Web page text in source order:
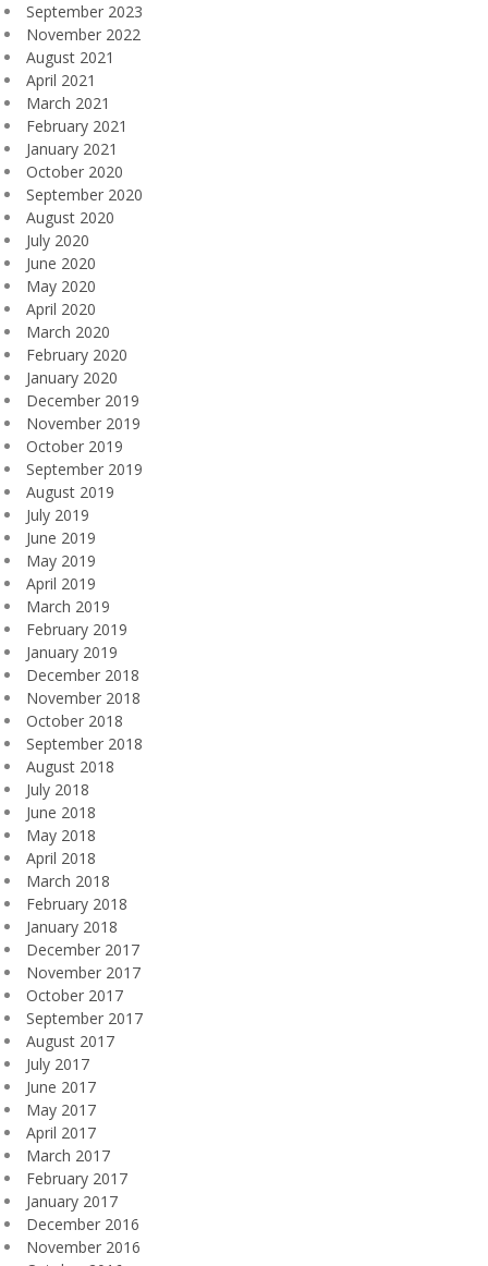
September 2023
November 2022
August 2021
April 2021
March 2021
February 2021
January 2021
October 2020
September 2020
August 2020
July 2020
June 2020
May 2020
April 2020
March 2020
February 2020
January 2020
December 2019
November 2019
October 2019
September 2019
August 2019
July 2019
June 2019
May 2019
April 2019
March 2019
February 2019
January 2019
December 2018
November 2018
October 2018
September 2018
August 2018
July 2018
June 2018
May 2018
April 2018
March 2018
February 2018
January 2018
December 2017
November 2017
October 2017
September 2017
August 2017
July 2017
June 2017
May 2017
April 2017
March 2017
February 2017
January 2017
December 2016
November 2016